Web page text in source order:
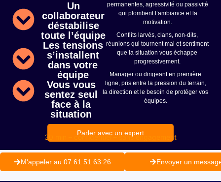
Un
collaborateur
déstabilise
toute l’équipe
permanentes, agressivité ou passivité
qui plombent l’ambiance et la
motivation.
Les tensions
s’installent
dans votre
équipe
Conflits larvés, clans, non-dits,
réunions qui tournent mal et sentiment
que la situation vous échappe
progressivement.
Vous vous
sentez seul
face à la
situation
Manager ou dirigeant en première
ligne, pris entre la pression du terrain,
la direction et le besoin de protéger vos
équipes.
Parler avec un expert
30 min – confidentiel – sans engagement
M'appeler au 07 61 51 63 26 Envoyer un